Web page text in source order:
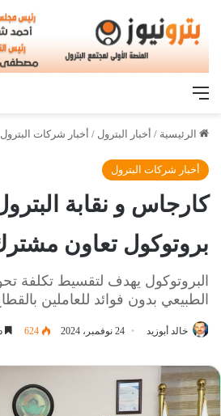
القائمة
الرئيسية / أخبار البترول / أخبار شركات البترول
أخبار شركات البترول
كارجاس و نقابة
بروتوكول تعاون
البروتوكول يهدف لتقسيط تكلفة
الطبيعي بدون فوائد للعاملين
خالد أبوزيد 24 نوفمبر، 2024 624